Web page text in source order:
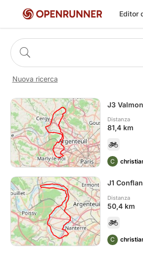
Editor
Nuova ricerca
J3
Distanza
81,4 km
C
J1
Distanza
50,4 km
C